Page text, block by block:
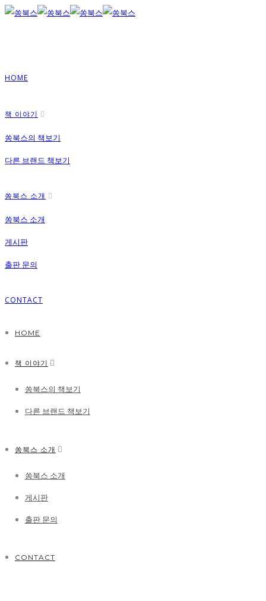
HOME
책 이야기
쏭북스의 책보기
다른 브랜드 책보기
쏭북스 소개
쏭북스 소개
게시판
출판 문의
CONTACT
HOME
책 이야기
쏭북스의 책보기
다른 브랜드 책보기
쏭북스 소개
쏭북스 소개
게시판
출판 문의
CONTACT